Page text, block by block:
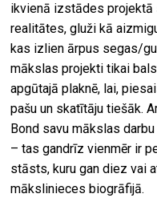
ikvienā izstādes
realitātes, gluži kā
kas izlien ārpus segas/
mākslas projekti tikai
apgūtajā plaknē, lai,
pašu un skatītāju tiešāk.
Bond savu mākslas
– tas gandrīz vienmēr ir
stāsts, kuru gan diez vai
mākslinieces biogrāfijā.